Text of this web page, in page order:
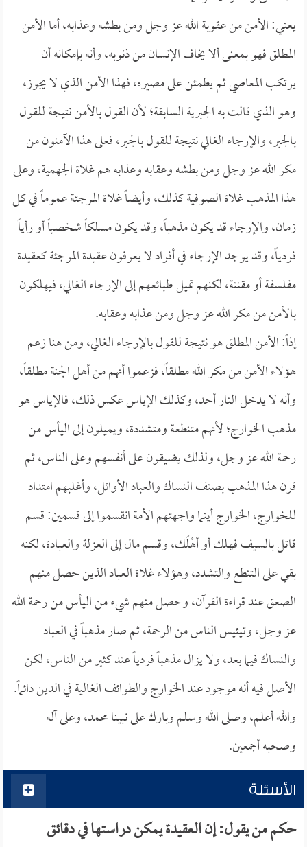
يعني: الأمن من عقوبة الله عز وجل ومن بطشه وعذابه، أما الأمن
المطلق فهو بمعنى ألا يخاف الإنسان من ذنوبه، وأنه بإمكانه أن
يرتكب المعاصي ثم يطمئن على مصيره، فهذا الأمن الذي لا يجوز،
وهو الذي قالت به الجبرية السابقة؛ لأن القول بالأمن نتيجة للقول
بالجبر، والإرجاء الغالي نتيجة للقول بالجبر، فعلى هذا الآمنون من
مكر الله عز وجل ومن بطشه وعقابه وعذابه هم غلاة الجهمية، وعلى
هذا المذهب غلاة الصوفية كذلك، وأيضاً غلاة المرجئة عموماً في كل
زمان، والإرجاء قد يكون مذهباً، وقد يكون مسلكاً شخصياً أو رأياً
فردياً، وقد يوجد الإرجاء في أفراد لا يعرفون عقيدة المرجئة كعقيدة
مفلسفة أو مقننة، لكنهم تميل طبائعهم إلى الإرجاء الغالي، فيهلكون
بالأمن من مكر الله عز وجل ومن عذابه وعقابه.
إذاً: الأمن المطلق هو نتيجة للقول بالإرجاء الغالي، ومن هنا زعم
هؤلاء الأمن من مكر الله مطلقاً، فزعموا أنهم من أهل الجنة مطلقاً،
وأنه لا يدخل النار أحد، وكذلك الإياس عكس ذلك، فالإياس هو
مذهب الخوارج؛ لأنهم متنطعة ومتشددة، ويميلون إلى اليأس من
رحمة الله عز وجل، ولذلك يضيقون على أنفسهم وعلى الناس، ثم
قرن هذا المذهب بصنف النساك والعباد الأوائل، وأغلبهم امتداد
للخوارج، الخوارج أينما واجهتهم الأمة انقسموا إلى قسمين: قسم
قاتل بالسيف فهلك أو أهْلَك، وقسم مال إلى العزلة والعبادة، لكنه
بقي على التنطع والتشدد، وهؤلاء غلاة العباد الذين حصل منهم
الصعق عند قراءة القرآن، وحصل منهم شيء من اليأس من رحمة الله
عز وجل، وتيئيس الناس من الرحمة، ثم صار مذهباً في العباد
والنساك فيما بعد، ولا يزال مذهباً فردياً عند كثير من الناس، لكن
الأصل فيه أنه موجود عند الخوارج والطوائف الغالية في الدين دائماً.
والله أعلم، وصلى الله وسلم وبارك على نبينا محمد، وعلى آله
وصحبه أجمعين.
الأسئلة
حكم من يقول: إن العقيدة يمكن دراستها في دقائق